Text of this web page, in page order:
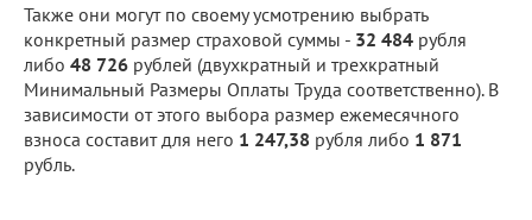
Также они могут по своему усмотрению выбрать
конкретный размер страховой суммы - 32 484 рубля
либо 48 726 рублей (двухкратный и трехкратный
Минимальный Размеры Оплаты Труда соответственно). В
зависимости от этого выбора размер ежемесячного
взноса составит для него 1 247,38 рубля либо 1 871
рубль.